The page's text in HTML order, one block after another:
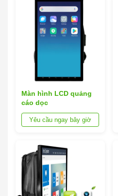
Màn hình LCD quảng
cáo dọc
Yêu cầu ngay bây giờ